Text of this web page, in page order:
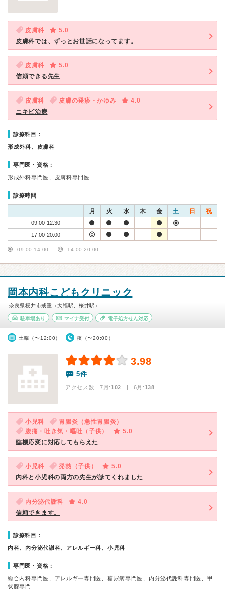
皮膚科
5.0
皮膚科では、ずっとお世話になってます。
皮膚科
5.0
信頼できる先生
皮膚科 皮膚の発疹・かゆみ
4.0
ニキビ治療
診療科目：
形成外科、皮膚科
専門医・資格：
形成外科専門医、皮膚科専門医
診療時間
月 火 水 木 金 土 日 祝
09:00-12:30
17:00-20:00
09:00-14:00 14:00-20:00
岡本内科こどもクリニック
奈良県桜井市戒重（大福駅、桜井駅）
駐車場あり マイナ受付 電子処方せん対応
土曜（〜12:00） 夜（〜20:00）
3.98
5件
アクセス数 7月:102 | 6月:138
小児科
胃腸炎（急性胃腸炎）
腹痛・吐き気・嘔吐（子供）
5.0
臨機応変に対応してもらえた
小児科 発熱（子供）
5.0
内科と小児科の両方の先生が診てくれました
内分泌代謝科
4.0
信頼できます。
診療科目：
内科、内分泌代謝科、アレルギー科、小児科
専門医・資格：
総合内科専門医、アレルギー専門医、糖尿病専門医、内分泌代謝科専門医、甲
状腺専門…